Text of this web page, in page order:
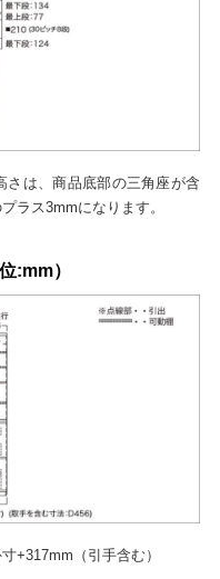
は、商品底部の三角座が含
ラス3mmになります。
:mm）
+317mm（引手含む）